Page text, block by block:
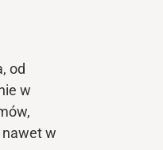
od
w
w